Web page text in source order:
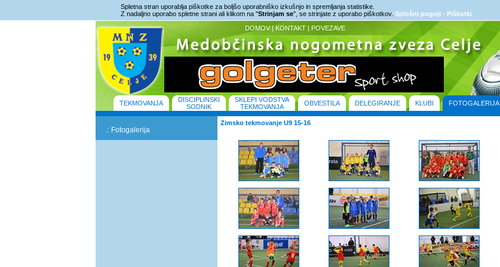
Spletna stran uporablja piškotke za boljšo uporabniško izkušnjo in spremljanja statistike.
Z nadaljno uporabo spletne strani ali klikom na "Strinjam se", se strinjate z uporabo piškotkov. Splošni pogoji - Piškotki
DOMOV | KONTAKT | POVEZAVE
TEKMOVANJA
DISCIPLINSKI
SODNIK
SKLEPI VODSTVA
TEKMOVANJA
OBVESTILA DELEGIRANJE KLUBI FOTOGALERIJA
.: Fotogalerija
Zimsko tekmovanje U9 15-16